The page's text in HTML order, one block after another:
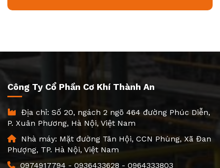
Công Ty Cổ Phần Cơ Khí Thành An
Địa chỉ: Số 20, ngách 2 ngõ 464 đường Phúc Diễn,
P. Xuân Phương, Hà Nội, Việt Nam
Nhà máy: Mặt đường Tân Hội, CCN Phùng, Xã Đan
Phượng, TP. Hà Nội, Việt Nam
0974917794 - 0936433628 - 0964333803